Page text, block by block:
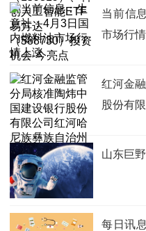
当前信
市场行
红河金
股份有
山东巨
每日讯